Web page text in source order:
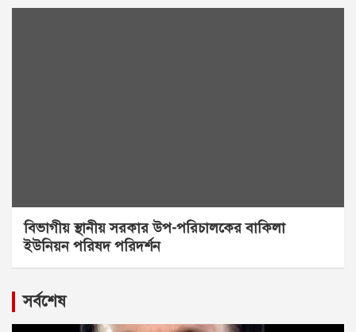
বিভাগীয় স্থানীয় সরকার উপ-পরিচালকের বাকিলা
ইউনিয়ন পরিষদ পরিদর্শন
সর্বশেষ